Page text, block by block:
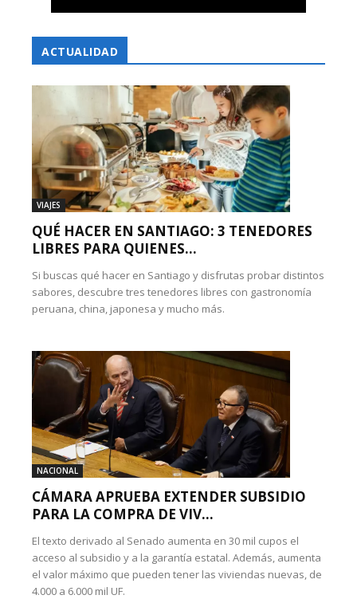
ACTUALIDAD
VIAJES
QUÉ HACER EN SANTIAGO: 3 TENEDORES
LIBRES PARA QUIENES...
Si buscas qué hacer en Santiago y disfrutas probar distintos
sabores, descubre tres tenedores libres con gastronomía
peruana, china, japonesa y mucho más.
NACIONAL
CÁMARA APRUEBA EXTENDER SUBSIDIO
PARA LA COMPRA DE VIV...
El texto derivado al Senado aumenta en 30 mil cupos el
acceso al subsidio y a la garantía estatal. Además, aumenta
el valor máximo que pueden tener las viviendas nuevas, de
4.000 a 6.000 mil UF.